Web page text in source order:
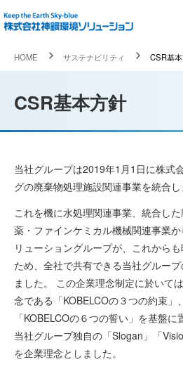
HOME サステナビリティ CSR基
CSR基本方針
当社グループは2019年1月1日に株式
グの廃棄物処理施設関連事業を統合し
これを機に水処理関連事業、統合し
薬・ファインケミカル機械関連事業
リューショングループが、これから
ため、全社で共有できる当社グルー
ました。 この企業理念制定に於いて
念である「KOBELCOの３つの約束」
「KOBELCOの６つの誓い」を基盤
当社グループ独自の「Slogan」「
を企業理念としました。